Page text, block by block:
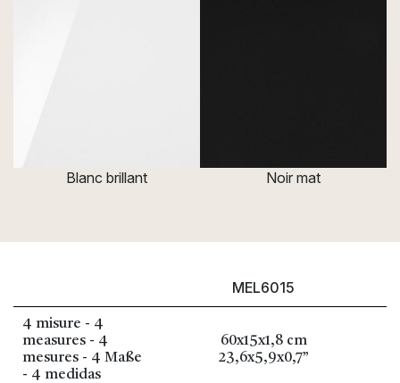
Blanc brillant Noir mat
MEL6015
4 misure - 4
measures - 4
mesures - 4 Maße
- 4 medidas
60x15x1,8 cm
23,6x5,9x0,7”